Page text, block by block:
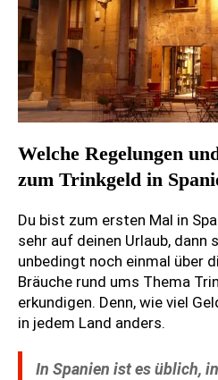
Welche Regelungen
zum Trinkgeld in
Du bist zum ersten Mal in
sehr auf deinen Urlaub,
unbedingt noch einmal über
Bräuche rund ums Thema
erkundigen. Denn, wie viel
in jedem Land anders.
In Spanien ist es üblich,